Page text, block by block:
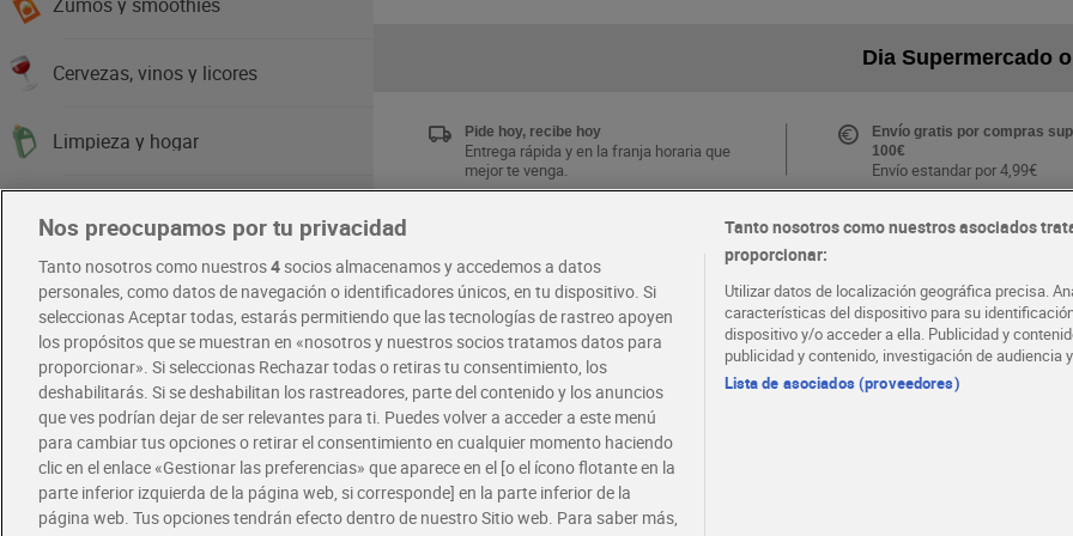
Cervezas, vinos y licores
Limpieza y hogar
Cabello y perfumería
Salud y parafarmacia
Infantil
Mascotas
Dia Supermercado
Pide hoy, recibe hoy
Entrega rápida y en la franja horaria que
mejor te venga.
Envío gratis por compras
100€
Envío estandar por 4,99€
Disfruta las ventajas y ofertas
exclusivas.
Descárgate la APP Dia
tu tienda más cercana
RECETAS · COMER MEJOR CADA DIA
Nos preocupamos por tu privacidad
Tanto nosotros como nuestros4socios almacenamos y accedemos a datos
personales, como datos de navegación o identificadores únicos, en tu dispositivo. Si
seleccionas Aceptar todas, estarás permitiendo que las tecnologías de rastreo apoyen
los propósitos que se muestran en «nosotros y nuestros socios tratamos datos para
proporcionar». Si seleccionas Rechazar todas o retiras tu consentimiento, los
deshabilitarás. Si se deshabilitan los rastreadores, parte del contenido y los anuncios
que ves podrían dejar de ser relevantes para ti. Puedes volver a acceder a este menú
para cambiar tus opciones o retirar el consentimiento en cualquier momento haciendo
clic en el enlace «Gestionar las preferencias» que aparece en el [o el ícono flotante en la
parte inferior izquierda de la página web, si corresponde] en la parte inferior de la
página web. Tus opciones tendrán efecto dentro de nuestro Sitio web. Para saber más,
Tanto nosotros como nuestros asociados
proporcionar:
Utilizar datos de localización geográfica precisa.
características del dispositivo para su
dispositivo y/o acceder a ella. Publicidad y
publicidad y contenido, investigación de audiencia
Lista de asociados (proveedores)